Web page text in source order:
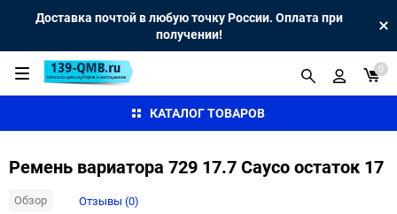
Доставка почтой в любую точку России. Оплата при
получении!
КАТАЛОГ ТОВАРОВ
0
Ремень вариатора 729 17.7 Cayco остаток 17
Обзор Отзывы (0)